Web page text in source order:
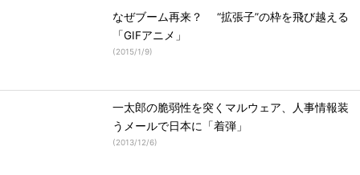
なぜブーム再来？ “拡張子”の枠を飛び越える
「GIFアニメ」
(2015/1/9)
一太郎の脆弱性を突くマルウェア、人事情報装
うメールで日本に「着弾」
(2013/12/6)